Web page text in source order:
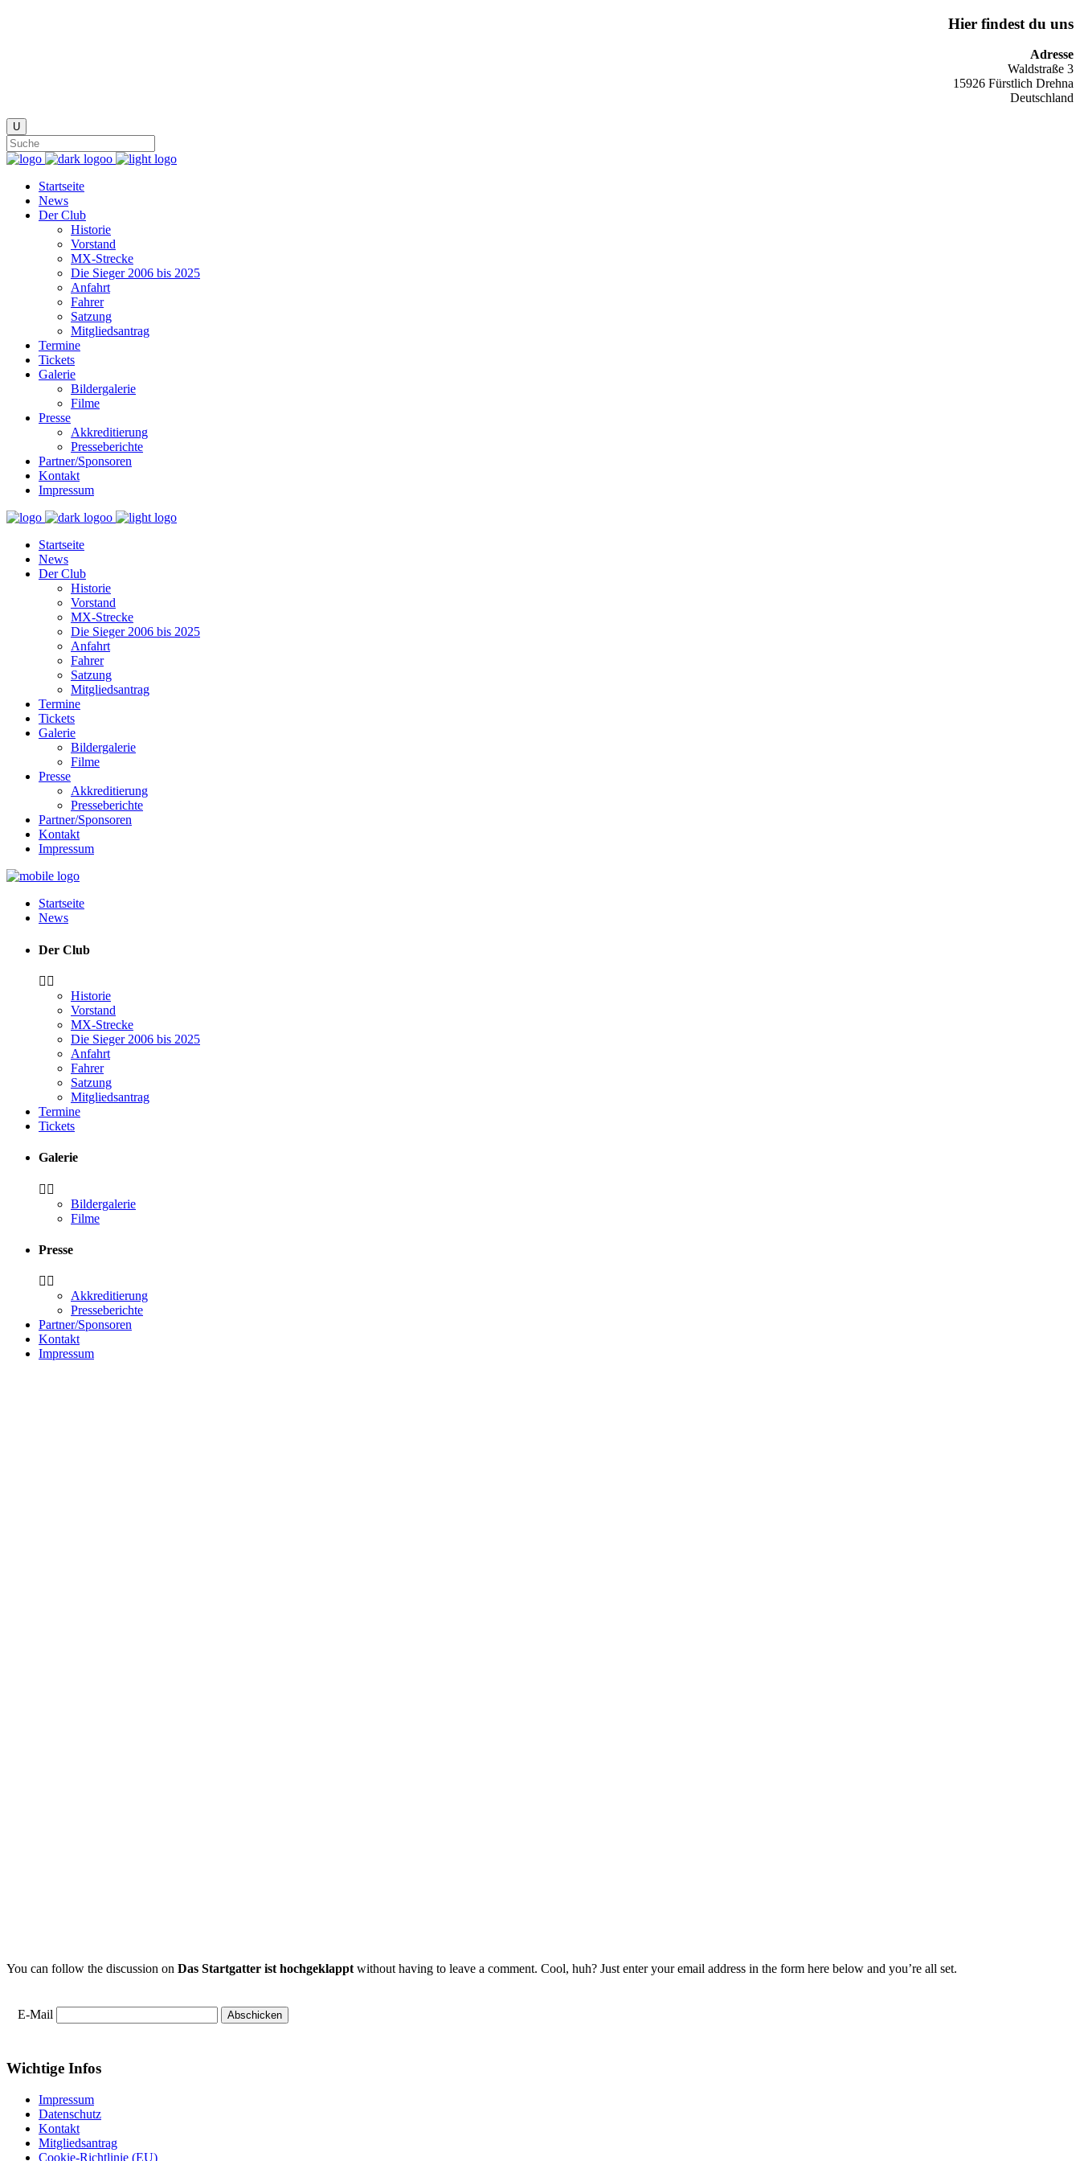
Hier findest du uns
Adresse
Waldstraße 3
15926 Fürstlich Drehna
Deutschland
Startseite
News
Der Club
Historie
Vorstand
MX-Strecke
Die Sieger 2006 bis 2025
Anfahrt
Fahrer
Satzung
Mitgliedsantrag
Termine
Tickets
Galerie
Bildergalerie
Filme
Presse
Akkreditierung
Presseberichte
Partner/Sponsoren
Kontakt
Impressum
Startseite
News
Der Club
Historie
Vorstand
MX-Strecke
Die Sieger 2006 bis 2025
Anfahrt
Fahrer
Satzung
Mitgliedsantrag
Termine
Tickets
Galerie
Bildergalerie
Filme
Presse
Akkreditierung
Presseberichte
Partner/Sponsoren
Kontakt
Impressum
Startseite
News
Der Club
Historie
Vorstand
MX-Strecke
Die Sieger 2006 bis 2025
Anfahrt
Fahrer
Satzung
Mitgliedsantrag
Termine
Tickets
Galerie
Bildergalerie
Filme
Presse
Akkreditierung
Presseberichte
Partner/Sponsoren
Kontakt
Impressum
You can follow the discussion on Das Startgatter ist hochgeklapptwithout having to leave a comment. Cool, huh? Just enter your email address in the form here below and you’re all set.
E-Mail
Wichtige Infos
Impressum
Datenschutz
Kontakt
Mitgliedsantrag
Cookie-Richtlinie (EU)